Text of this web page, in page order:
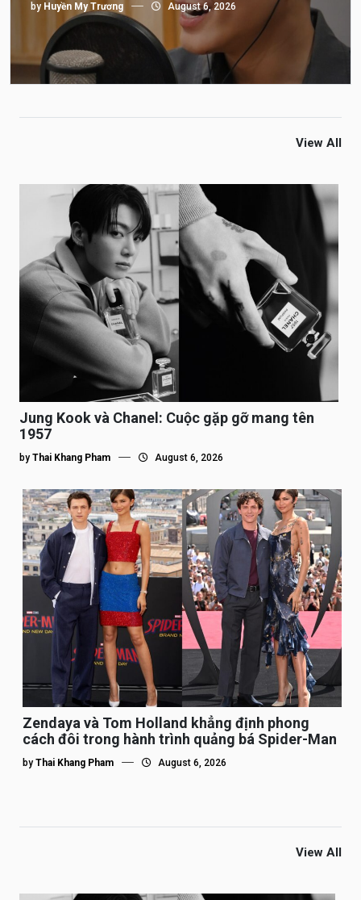
by Huyền My Trương August 6, 2026
View All
Jung Kook và Chanel: Cuộc gặp gỡ mang tên
1957
by Thai Khang Pham August 6, 2026
Zendaya và Tom Holland khẳng định phong
cách đôi trong hành trình quảng bá Spider-Man
by Thai Khang Pham August 6, 2026
View All